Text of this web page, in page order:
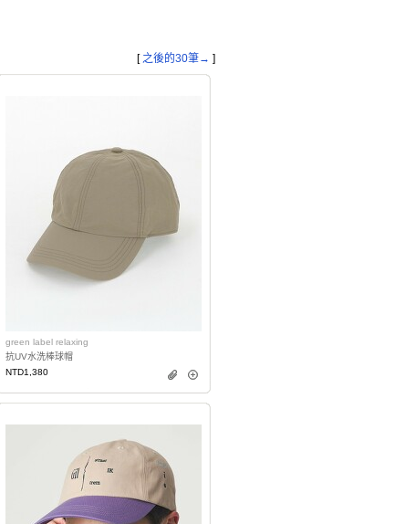
[ 之後的30筆→ ]
green label relaxing
抗UV水洗棒球帽
NTD1,380